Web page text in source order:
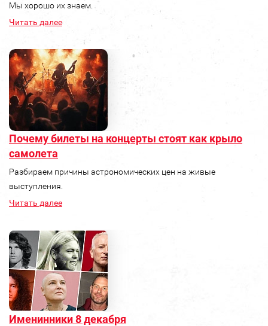
Мы хорошо их знаем.
Читать далее
Почему билеты на концерты стоят как крыло
самолета
Разбираем причины астрономических цен на живые
выступления.
Читать далее
Именинники 8 декабря